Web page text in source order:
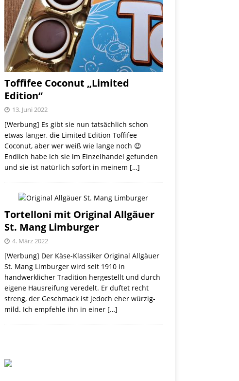
Toffifee Coconut „Limited
Edition“
13. Juni 2022
[Werbung] Es gibt sie nun tatsächlich schon
etwas länger, die Limited Edition Toffifee
Coconut, aber wer weiß wie lange noch 😉
Endlich habe ich sie im Einzelhandel gefunden
und sie ist natürlich sofort in meinem […]
Tortelloni mit Original Allgäuer
St. Mang Limburger
4. März 2022
[Werbung] Der Käse-Klassiker Original Allgäuer
St. Mang Limburger wird seit 1910 in
handwerklicher Tradition hergestellt und durch
eigene Hausreifung veredelt. Er duftet recht
streng, der Geschmack ist jedoch eher würzig-
mild. Ich empfehle ihn in einer […]